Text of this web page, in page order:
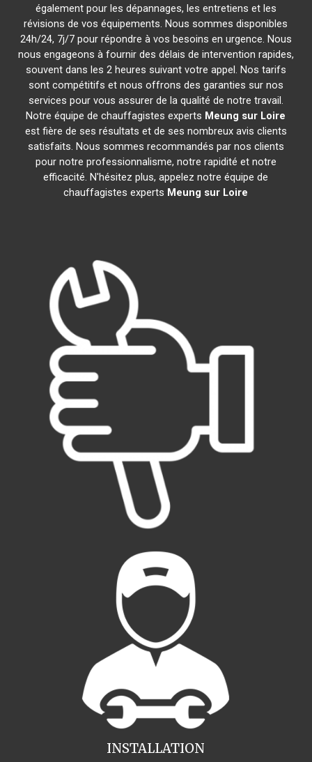
également pour les dépannages, les entretiens et les
révisions de vos équipements. Nous sommes disponibles
24h/24, 7j/7 pour répondre à vos besoins en urgence. Nous
nous engageons à fournir des délais de intervention rapides,
souvent dans les 2 heures suivant votre appel. Nos tarifs
sont compétitifs et nous offrons des garanties sur nos
services pour vous assurer de la qualité de notre travail.
Notre équipe de chauffagistes experts Meung sur Loire
est fière de ses résultats et de ses nombreux avis clients
satisfaits. Nous sommes recommandés par nos clients
pour notre professionnalisme, notre rapidité et notre
efficacité. N'hésitez plus, appelez notre équipe de
chauffagistes experts Meung sur Loire
INSTALLATION